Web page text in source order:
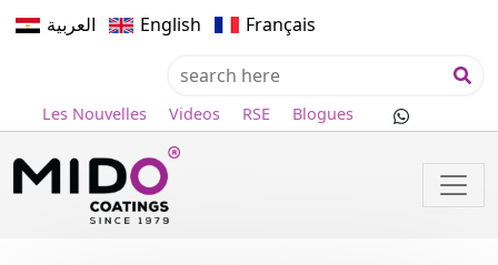
العربية English Français
Les Nouvelles Videos RSE Blogues